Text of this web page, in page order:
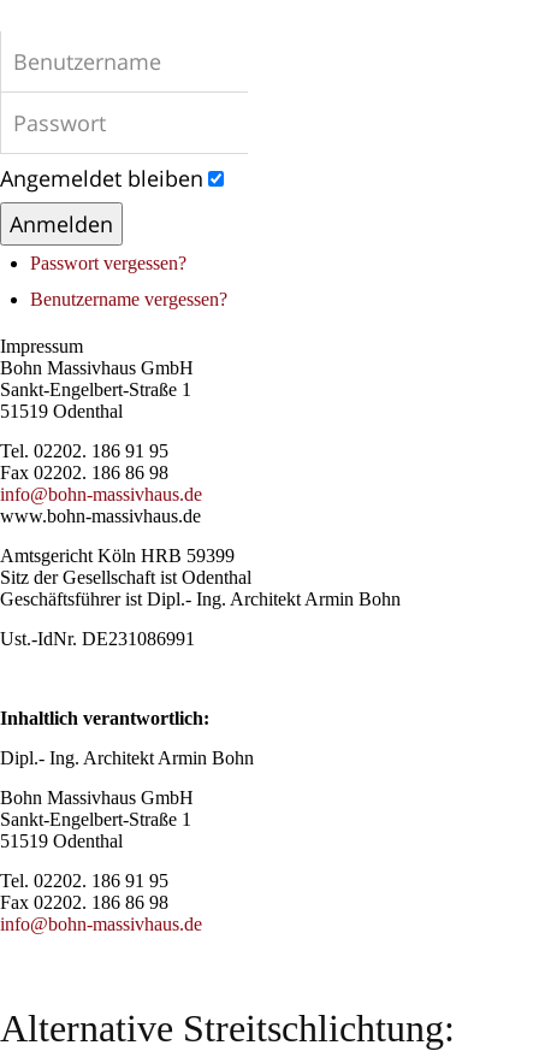
Angemeldet bleiben
Anmelden
Passwort vergessen?
Benutzername vergessen?
Impressum
Bohn Massivhaus GmbH
Sankt-Engelbert-Straße 1
51519 Odenthal
Tel. 02202. 186 91 95
Fax 02202. 186 86 98
info@bohn-massivhaus.de
www.bohn-massivhaus.de
Amtsgericht Köln HRB 59399
Sitz der Gesellschaft ist Odenthal
Geschäftsführer ist Dipl.- Ing. Architekt Armin Bohn
Ust.-IdNr. DE231086991
Inhaltlich verantwortlich:
Dipl.- Ing. Architekt Armin Bohn
Bohn Massivhaus GmbH
Sankt-Engelbert-Straße 1
51519 Odenthal
Tel. 02202. 186 91 95
Fax 02202. 186 86 98
info@bohn-massivhaus.de
Alternative Streitschlichtung: